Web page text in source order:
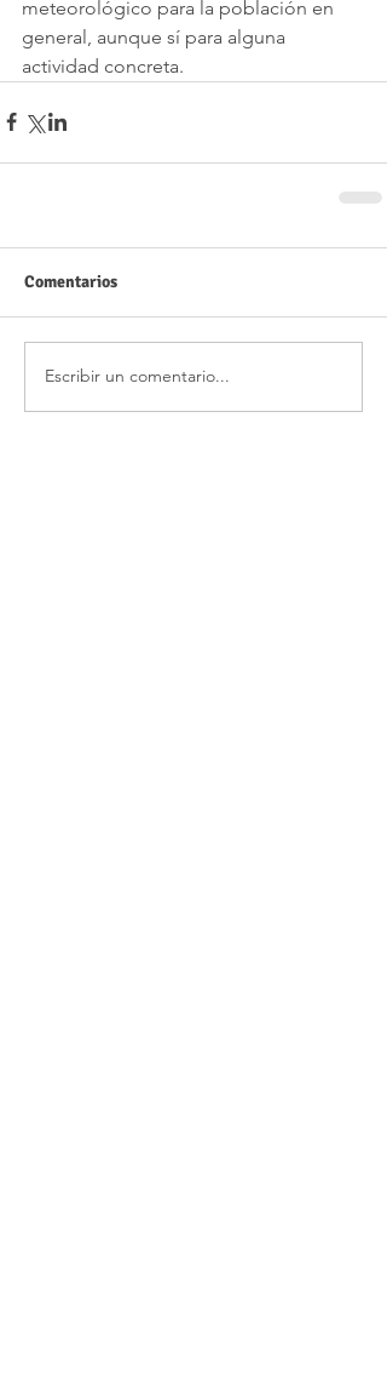
meteorológico para la población en
general, aunque sí para alguna
actividad concreta.
Comentarios
Escribir un comentario...